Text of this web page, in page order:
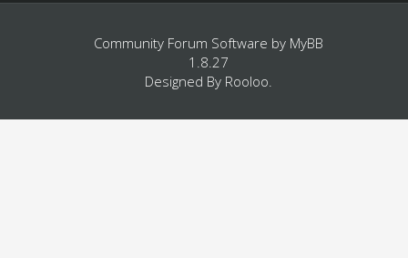
Community Forum Software by MyBB
1.8.27
Designed By Rooloo.